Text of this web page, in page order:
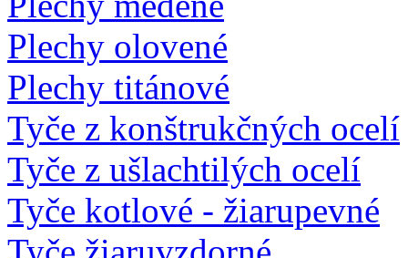
Plechy olovené
Plechy titánové
Tyče z konštrukčných ocelí
Tyče z ušlachtilých ocelí
Tyče kotlové - žiarupevné